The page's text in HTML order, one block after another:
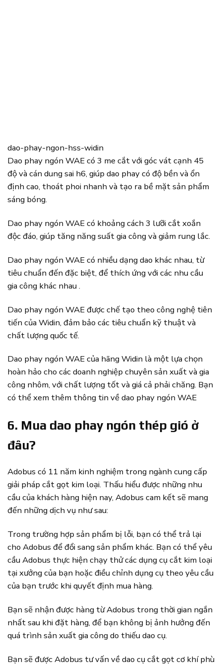
dao-phay-ngon-hss-widin
Dao phay ngón WAE có 3 me cắt với góc vát cạnh 45
độ và cán dung sai h6, giúp dao phay có độ bền và ổn
định cao, thoát phoi nhanh và tạo ra bề mặt sản phẩm
sáng bóng.
Dao phay ngón WAE có khoảng cách 3 lưỡi cắt xoắn
độc đáo, giúp tăng năng suất gia công và giảm rung lắc.
Dao phay ngón WAE có nhiều dạng dao khác nhau, từ
tiêu chuẩn đến đặc biệt, để thích ứng với các nhu cầu
gia công khác nhau .
Dao phay ngón WAE được chế tạo theo công nghệ tiên
tiến của Widin, đảm bảo các tiêu chuẩn kỹ thuật và
chất lượng quốc tế.
Dao phay ngón WAE của hãng Widin là một lựa chọn
hoàn hảo cho các doanh nghiệp chuyên sản xuất và gia
công nhôm, với chất lượng tốt và giá cả phải chăng. Bạn
có thể xem thêm thông tin về dao phay ngón WAE
6. Mua dao phay ngón thép gió ở
đâu?
Adobus có 11 năm kinh nghiệm trong ngành cung cấp
giải pháp cắt gọt kim loại. Thấu hiểu được những nhu
cầu của khách hàng hiện nay, Adobus cam kết sẽ mang
đến những dịch vụ như sau:
Trong trường hợp sản phẩm bị lỗi, bạn có thể trả lại
cho Adobus để đổi sang sản phẩm khác. Bạn có thể yêu
cầu Adobus thực hiện chạy thử các dụng cụ cắt kim loại
tại xưởng của bạn hoặc điều chỉnh dụng cụ theo yêu cầu
của bạn trước khi quyết định mua hàng.
Bạn sẽ nhận được hàng từ Adobus trong thời gian ngắn
nhất sau khi đặt hàng, để bạn không bị ảnh hưởng đến
quá trình sản xuất gia công do thiếu dao cụ.
Bạn sẽ được Adobus tư vấn về dao cụ cắt gọt cơ khí phù